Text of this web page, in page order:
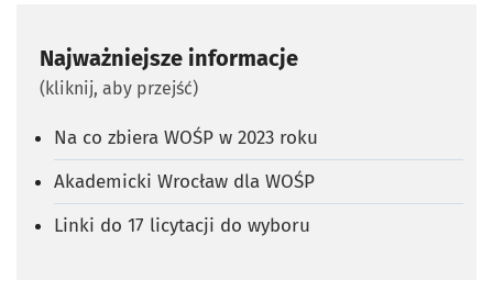
Najważniejsze informacje
(kliknij, aby przejść)
Na co zbiera WOŚP w 2023 roku
Akademicki Wrocław dla WOŚP
Linki do 17 licytacji do wyboru